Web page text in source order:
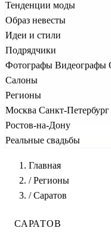
Тенденции моды
Образ невесты
Идеи и стили
Подрядчики
Фотографы Видеографы
Салоны
Регионы
Москва Санкт-Петербург
Ростов-на-Дону
Реальные свадьбы
Главная
/ Регионы
/ Саратов
САРАТОВ